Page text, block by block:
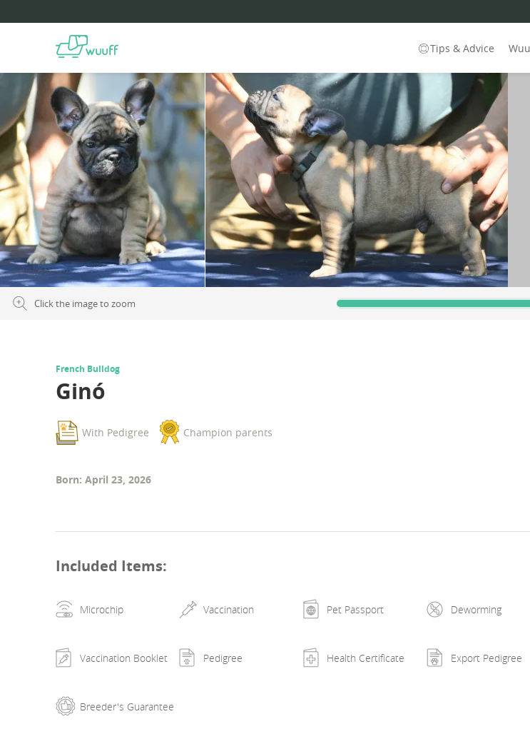
Tips & Advice
Click the image to zoom
French Bulldog
Ginó
With Pedigree Champion parents
Born: April 23, 2026
Included Items:
Microchip Vaccination Pet Passport Deworming
Vaccination Booklet Pedigree Health Certificate Export Pedigree
Breeder's Guarantee